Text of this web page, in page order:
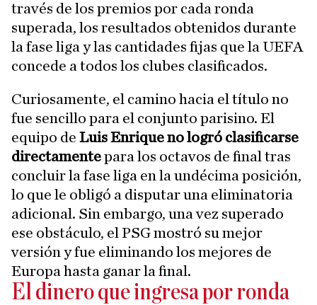
través de los premios por cada ronda
superada, los resultados obtenidos durante
la fase liga y las cantidades fijas que la UEFA
concede a todos los clubes clasificados.
Curiosamente, el camino hacia el título no
fue sencillo para el conjunto parisino. El
equipo de Luis Enrique no logró clasificarse
directamentepara los octavos de final tras
concluir la fase liga en la undécima posición,
lo que le obligó a disputar una eliminatoria
adicional. Sin embargo, una vez superado
ese obstáculo, el PSG mostró su mejor
versión y fue eliminando los mejores de
Europa hasta ganar la final.
El dinero que ingresa por ronda